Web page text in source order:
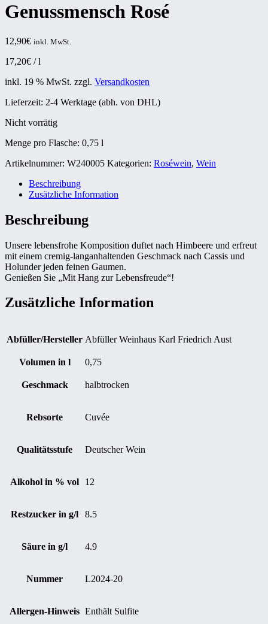
Genussmensch Rosé
12,90€ inkl. MwSt.
17,20€ /l
inkl. 19 % MwSt. zzgl. Versandkosten
Lieferzeit: 2-4 Werktage (abh. von DHL)
Nicht vorrätig
Menge pro Flasche: 0,75 l
Artikelnummer: W240005 Kategorien: Roséwein, Wein
Beschreibung
Zusätzliche Information
Beschreibung
Unsere lebensfrohe Komposition duftet nach Himbeere und erfreut
mit einem cremig-langanhaltenden Geschmack nach Cassis und
Holunder jeden feinen Gaumen.
Genießen Sie „Mit Hang zur Lebensfreude“!
Zusätzliche Information
Abfüller/Hersteller Abfüller Weinhaus Karl Friedrich Aust
Volumen in l 0,75
Geschmack halbtrocken
Rebsorte Cuvée
Qualitätsstufe Deutscher Wein
Alkohol in % vol 12
Restzucker in g/l 8.5
Säure in g/l 4.9
Nummer L2024-20
Allergen-Hinweis Enthält Sulfite